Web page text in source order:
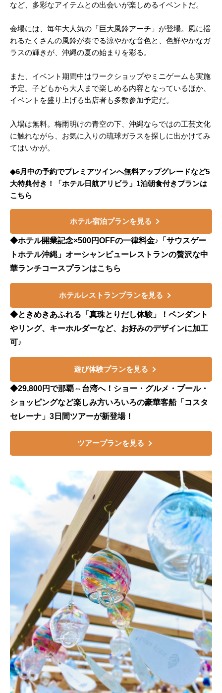
など、多彩なアイテムとの出会いが楽しめるイベントだ。
会場には、毎年大人気の「巨大風鈴アーチ」が登場。風に揺
れるたくさんの風鈴が奏でる涼やかな音色と、色鮮やかなガ
ラスの輝きが、沖縄の夏の始まりを彩る。
また、イベント期間中はワークショップやミニゲームも実施
予定。子どもから大人まで楽しめる内容となっているほか、
イベントを盛り上げる出店者も多数参加予定だ。
入場は無料。梅雨明けの青空の下、沖縄ならではの工芸文化
に触れながら、お気に入りの琉球ガラスを探しに出かけてみ
てはいかが。
◆6月中の予約でプレミアツインへ無料アップグレードなど5
大特典付き！「ホテル日航アリビラ」1泊朝食付きプランは
こちら
ホテル宿泊プランを見る
◆ホテル開業記念×500円OFFの一律料金♪「サウスゲー
トホテル沖縄」オーシャンビューレストランの贅沢な中
華ランチコースプランはこちら
ホテルレストランプランを見る
◆ときめきあふれる「真珠とりだし体験」！ペンダント
やリング、キーホルダーなど、お好みのデザインに加工
可♪
遊び体験プランを見る
◆29,800円で那覇⇔台湾へ！ショー・グルメ・プール・
ショッピングなど楽しみ方いろいろの豪華客船「コスタ
セレーナ」3日間ツアーが新登場！
ツアープランを見る